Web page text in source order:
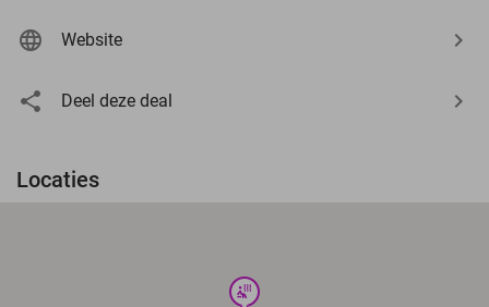
Website
Deel deze deal
Locaties
wellness